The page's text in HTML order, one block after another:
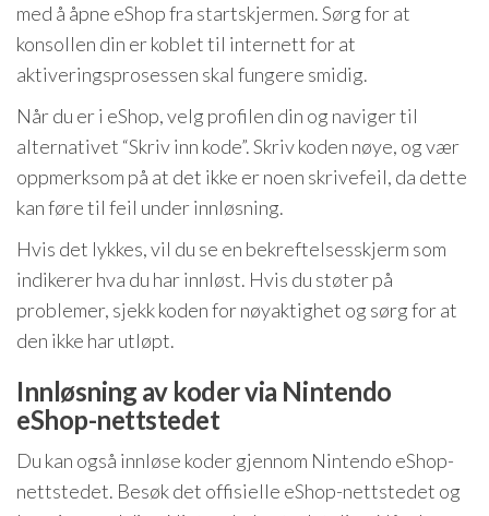
med å åpne eShop fra startskjermen. Sørg for at
konsollen din er koblet til internett for at
aktiveringsprosessen skal fungere smidig.
Når du er i eShop, velg profilen din og naviger til
alternativet “Skriv inn kode”. Skriv koden nøye, og vær
oppmerksom på at det ikke er noen skrivefeil, da dette
kan føre til feil under innløsning.
Hvis det lykkes, vil du se en bekreftelsesskjerm som
indikerer hva du har innløst. Hvis du støter på
problemer, sjekk koden for nøyaktighet og sørg for at
den ikke har utløpt.
Innløsning av koder via Nintendo
eShop-nettstedet
Du kan også innløse koder gjennom Nintendo eShop-
nettstedet. Besøk det offisielle eShop-nettstedet og